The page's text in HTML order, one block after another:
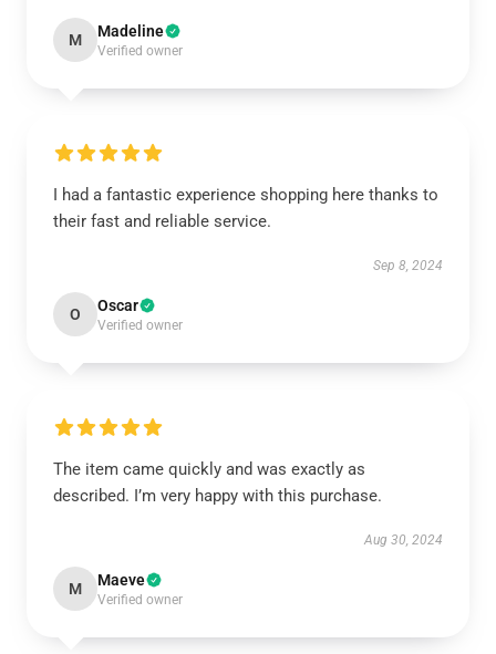
M Madeline
Verified owner
I had a fantastic experience shopping here thanks to
their fast and reliable service.
Sep 8, 2024
O Oscar
Verified owner
The item came quickly and was exactly as
described. I’m very happy with this purchase.
Aug 30, 2024
M Maeve
Verified owner